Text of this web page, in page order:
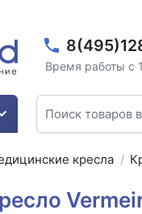
Время работы с
кресла